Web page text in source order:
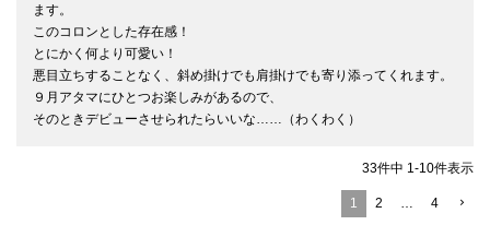
ます。
このコロンとした存在感！
とにかく何より可愛い！
悪目立ちすることなく、斜め掛けでも肩掛けでも寄り添ってくれます。
９月アタマにひとつお楽しみがあるので、
そのときデビューさせられたらいいな……（わくわく）
33件中 1 -10件表示
1 2 4